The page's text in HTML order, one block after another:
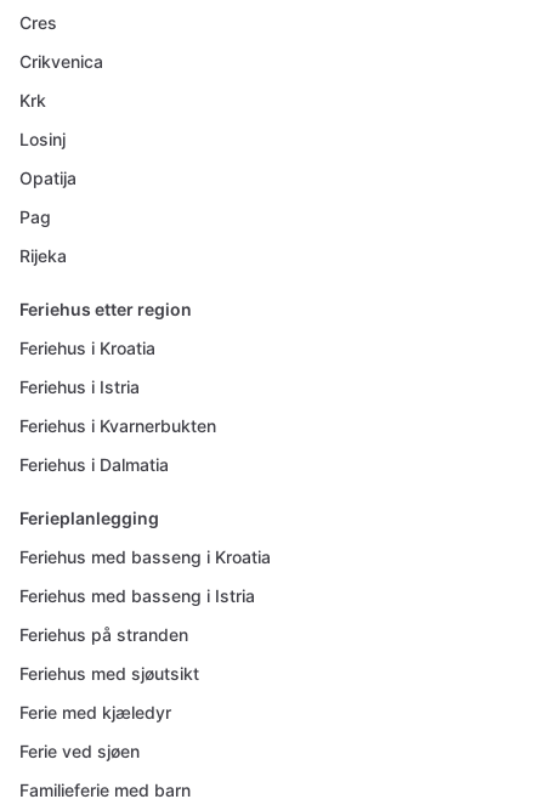
Cres
Crikvenica
Krk
Losinj
Opatija
Pag
Rijeka
Feriehus etter region
Feriehus i Kroatia
Feriehus i Istria
Feriehus i Kvarnerbukten
Feriehus i Dalmatia
Ferieplanlegging
Feriehus med basseng i Kroatia
Feriehus med basseng i Istria
Feriehus på stranden
Feriehus med sjøutsikt
Ferie med kjæledyr
Ferie ved sjøen
Familieferie med barn